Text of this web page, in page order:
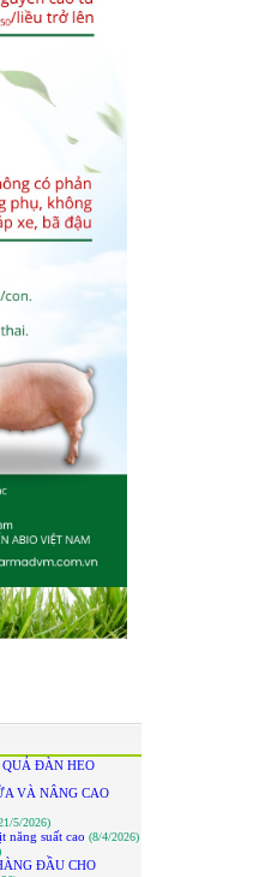
QUẢ ĐÀN HEO
VÀ NÂNG CAO
5/2026)
suất cao (8/4/2026)
ĐẦU CHO